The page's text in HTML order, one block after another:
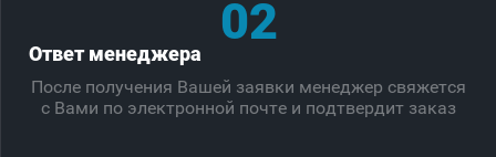
02
Ответ менеджера
После получения Вашей заявки менеджер свяжется
с Вами по электронной почте и подтвердит заказ